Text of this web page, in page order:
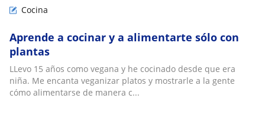
Cocina
Aprende a cocinar y a alimentarte sólo con
plantas
LLevo 15 años como vegana y he cocinado desde que era
niña. Me encanta veganizar platos y mostrarle a la gente
cómo alimentarse de manera c...